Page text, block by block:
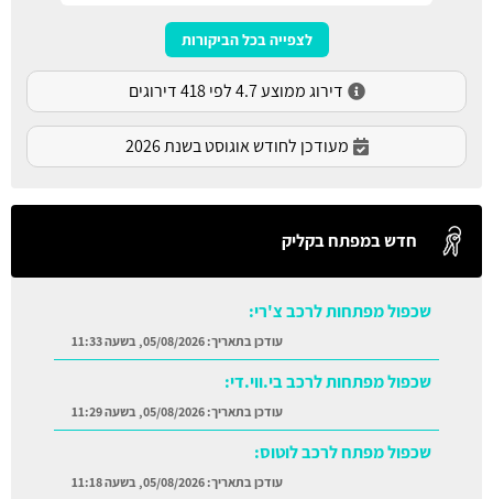
לצפייה בכל הביקורות
דירוג ממוצע 4.7 לפי 418 דירוגים
מעודכן לחודש אוגוסט בשנת 2026
חדש במפתח בקליק
שכפול מפתחות לרכב צ'רי:
עודכן בתאריך:05/08/2026, בשעה 11:33
שכפול מפתחות לרכב בי.ווי.די:
עודכן בתאריך:05/08/2026, בשעה 11:29
שכפול מפתח לרכב לוטוס:
עודכן בתאריך:05/08/2026, בשעה 11:18